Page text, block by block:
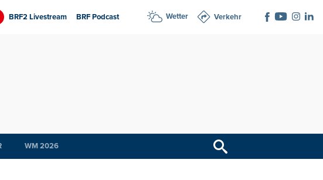
BRF2 Livestream BRF Podcast Wetter Verkehr
WM 2026